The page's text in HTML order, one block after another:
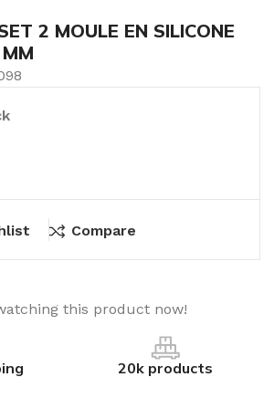
2 MOULE EN SILICONE
Compare
this product now!
20k products